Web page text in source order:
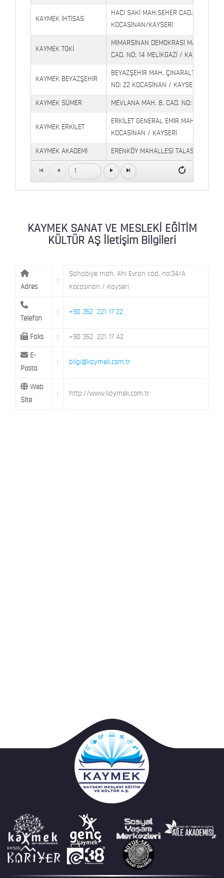
KAYMEK İHTİSAS
HACI SAKİ MAH.SEHER CAD.(6009
KOCASİNAN/KAYSERİ
KAYMEK TOKİ
MİMARSİNAN DEMOKRASİ MAH. FATİN
CAD. NO: 14 MELİKGAZİ / KAYSERİ
KAYMEK BEYAZŞEHİR
BEYAZŞEHİR MAH. ÇINARALTI
NO: 22 KOCASİNAN / KAYSERİ
KAYMEK SÜMER MEVLANA MAH. 8. CAD. NO: 28
KAYMEK ERKİLET
ERKİLET GENERAL EMİR MAH.
KOCASİNAN / KAYSERİ
KAYMEK AKADEMİ
ERENKÖY MAHALLESİ TALAS
Petrol Yanı) TALAS / KAYSERİ
Kaymek Köşk Sosyal
Köşk Mahallesi, Orgeneral Eşref Bitlis
MELİKGAZİ / KAYSERİ
1
KAYMEK SANAT VE MESLEKİ EĞİTİM
KÜLTÜR AŞ İletişim Bilgileri
Adres
:
Sahabiye mah. Ahi Evran cad. no:34/A
Kocasinan / Kayseri
Telefon
: +90 352 221 17 22
Faks : +90 352 221 17 42
E-
Posta
: bilgi@kaymek.com.tr
Web
Site
: http://www.kaymek.com.tr